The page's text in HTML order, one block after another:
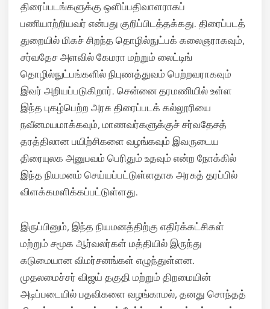
திரைப்படங்களுக்கு ஒளிப்பதிவாளராகப்
பணியாற்றியவர் என்பது குறிப்பிடத்தக்கது. திரைப்படத்
துறையில் மிகச் சிறந்த தொழில்நுட்பக் கலைஞராகவும்,
சர்வதேச அளவில் கேமரா மற்றும் லைட்டிங்
தொழில்நுட்பங்களில் நிபுணத்துவம் பெற்றவராகவும்
இவர் அறியப்படுகிறார். சென்னை தரமணியில் உள்ள
இந்த புகழ்பெற்ற அரசு திரைப்படக் கல்லூரியை
நவீனமயமாக்கவும், மாணவர்களுக்குச் சர்வதேசத்
தரத்திலான பயிற்சிகளை வழங்கவும் இவருடைய
திரையுலக அனுபவம் பெரிதும் உதவும் என்ற நோக்கில்
இந்த நியமனம் செய்யப்பட்டுள்ளதாக அரசுத் தரப்பில்
விளக்கமளிக்கப்பட்டுள்ளது.
இருப்பினும், இந்த நியமனத்திற்கு எதிர்க்கட்சிகள்
மற்றும் சமூக ஆர்வலர்கள் மத்தியில் இருந்து
கடுமையான விமர்சனங்கள் எழுந்துள்ளன.
முதலமைச்சர் விஜய் தகுதி மற்றும் திறமையின்
அடிப்படையில் பதவிகளை வழங்காமல், தனது சொந்தத்